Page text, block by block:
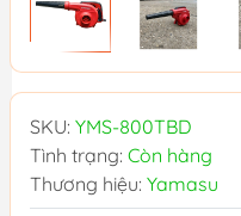
SKU: YMS-800TBD
Tình trạng: Còn hàng
Thương hiệu: Yamasu